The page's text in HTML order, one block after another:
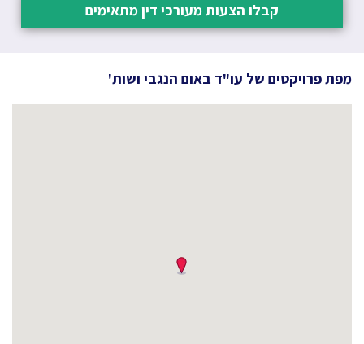
קבלו הצעות מעורכי דין מתאימים
מפת פרויקטים של עו"ד באום הנגבי ושות'